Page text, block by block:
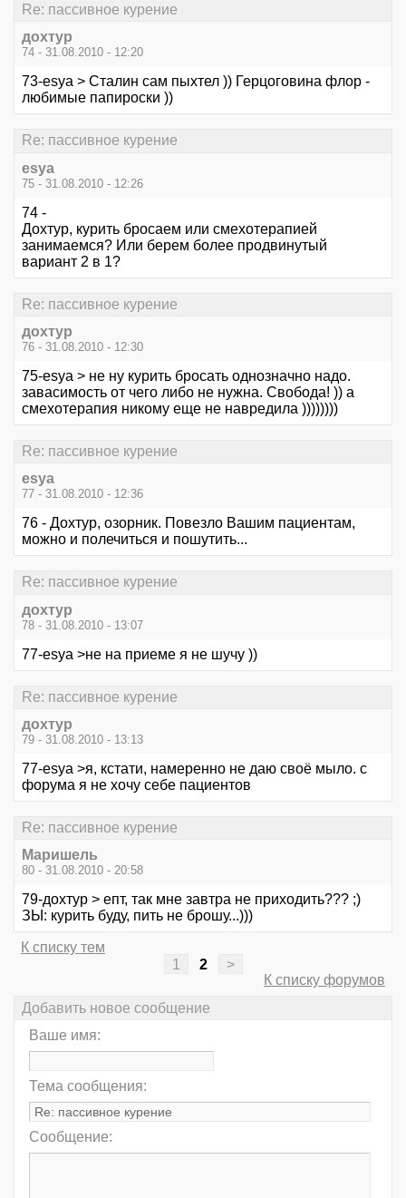
Re: пассивное курение
дохтур
74 - 31.08.2010 - 12:20
73-esya > Сталин сам пыхтел )) Герцоговина флор -
любимые папироски ))
Re: пассивное курение
esya
75 - 31.08.2010 - 12:26
74 -
Дохтур, курить бросаем или смехотерапией
занимаемся? Или берем более продвинутый
вариант 2 в 1?
Re: пассивное курение
дохтур
76 - 31.08.2010 - 12:30
75-esya > не ну курить бросать однозначно надо.
завасимость от чего либо не нужна. Свобода! )) а
смехотерапия никому еще не навредила ))))))))
Re: пассивное курение
esya
77 - 31.08.2010 - 12:36
76 - Дохтур, озорник. Повезло Вашим пациентам,
можно и полечиться и пошутить...
Re: пассивное курение
дохтур
78 - 31.08.2010 - 13:07
77-esya >не на приеме я не шучу ))
Re: пассивное курение
дохтур
79 - 31.08.2010 - 13:13
77-esya >я, кстати, намеренно не даю своё мыло. с
форума я не хочу себе пациентов
Re: пассивное курение
Маришель
80 - 31.08.2010 - 20:58
79-дохтур > епт, так мне завтра не приходить??? ;)
ЗЫ: курить буду, пить не брошу...)))
К списку тем
1
2
>
К списку форумов
Добавить новое сообщение
Ваше имя:
Тема сообщения:
Сообщение: